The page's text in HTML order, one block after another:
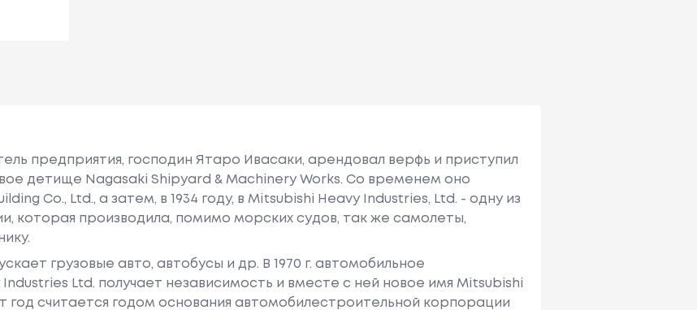
предприятия, господин Ятаро Ивасаки, арендовал верфь и приступил
детище Nagasaki Shipyard & Machinery Works. Со временем оно
Co., Ltd., а затем, в 1934 году, в Mitsubishi Heavy Industries, Ltd. - одну из
которая производила, помимо морских судов, так же самолеты,
грузовые авто, автобусы и др. В 1970 г. автомобильное
Ltd. получает независимость и вместе с ней новое имя Mitsubishi
считается годом основания автомобилестроительной корпорации